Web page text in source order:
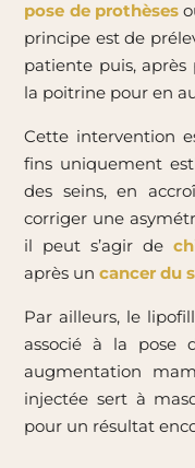
pose de prothèses
principe est de
patiente puis,
la poitrine pour en
Cette intervention
fins uniquement
des seins, en
corriger une
il peut s’agir de
après uncancer du
Par ailleurs, le
associé à la pose
augmentation
injectée sert à
pour un résultat